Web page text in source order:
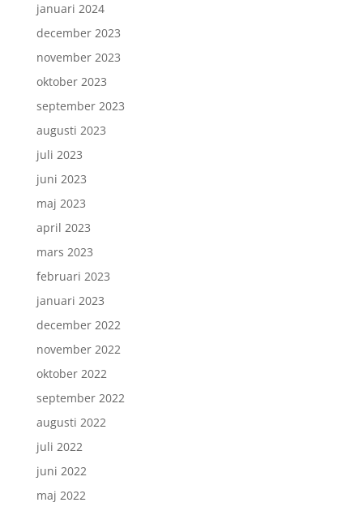
januari 2024
december 2023
november 2023
oktober 2023
september 2023
augusti 2023
juli 2023
juni 2023
maj 2023
april 2023
mars 2023
februari 2023
januari 2023
december 2022
november 2022
oktober 2022
september 2022
augusti 2022
juli 2022
juni 2022
maj 2022